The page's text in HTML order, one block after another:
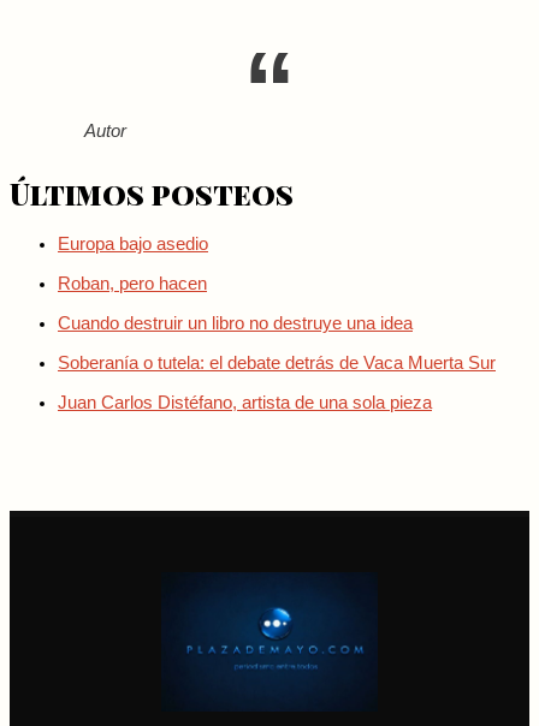
Autor
Últimos posteos
Europa bajo asedio
Roban, pero hacen
Cuando destruir un libro no destruye una idea
Soberanía o tutela: el debate detrás de Vaca Muerta Sur
Juan Carlos Distéfano, artista de una sola pieza